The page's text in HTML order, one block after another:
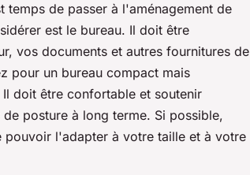
de passer à l'aménagement de
est le bureau. Il doit être
vos documents et autres fournitures de
pour un bureau compact mais
doit être confortable et soutenir
posture à long terme. Si possible,
l'adapter à votre taille et à votre